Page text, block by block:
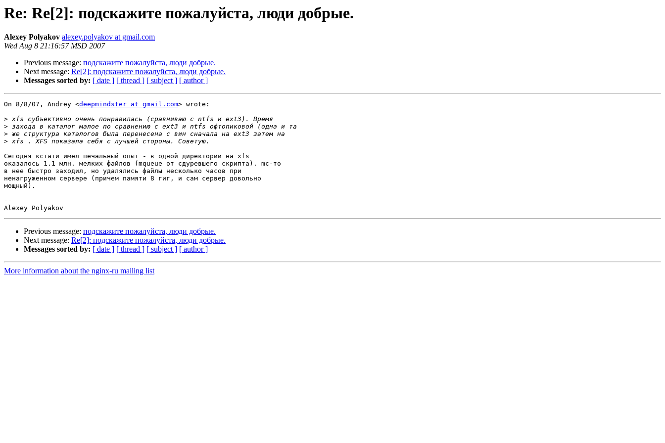
Re: Re[2]: подскажите пожалуйста, люди добрые.
Alexey Polyakov alexey.polyakov at gmail.com
Wed Aug 8 21:16:57 MSD 2007
Previous message: подскажите пожалуйста, люди добрые.
Next message: Re[2]: подскажите пожалуйста, люди добрые.
Messages sorted by: [ date ] [ thread ] [ subject ] [ author ]
On 8/8/07, Andrey <deepmindster at gmail.com> wrote:
>
>
>
>
Сегодня кстати имел печальный опыт - в одной директории на xfs
оказалось 1.1 млн. мелких файлов (mqueue от сдуревшего скрипта). mc-то
в нее быстро заходил, но удалялись файлы несколько часов при
ненагруженном сервере (причем памяти 8 гиг, и сам сервер довольно
мощный).
--
Previous message: подскажите пожалуйста, люди добрые.
Next message: Re[2]: подскажите пожалуйста, люди добрые.
Messages sorted by: [ date ] [ thread ] [ subject ] [ author ]
More information about the nginx-ru mailing list